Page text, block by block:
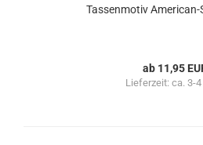
Tassenmotiv
ab 11,95
Lieferzeit: ca. 3-